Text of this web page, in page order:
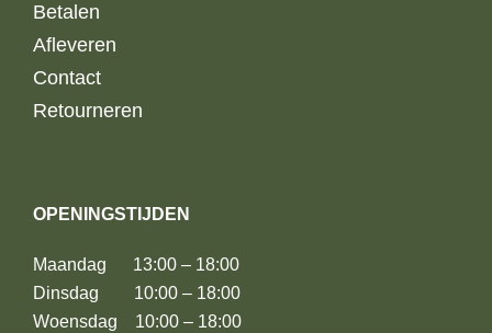
Betalen
Afleveren
Contact
Retourneren
OPENINGSTIJDEN
Maandag 13:00 – 18:00
Dinsdag 10:00 – 18:00
Woensdag 10:00 – 18:00